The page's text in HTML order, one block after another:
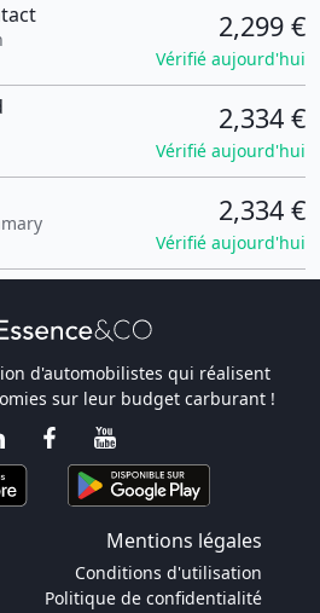
2,299 €
Vérifié aujourd'hui
2,334 €
Vérifié aujourd'hui
2,334 €
Vérifié aujourd'hui
d'automobilistes qui réalisent
sur leur budget carburant !
Mentions légales
Conditions d'utilisation
Politique de confidentialité